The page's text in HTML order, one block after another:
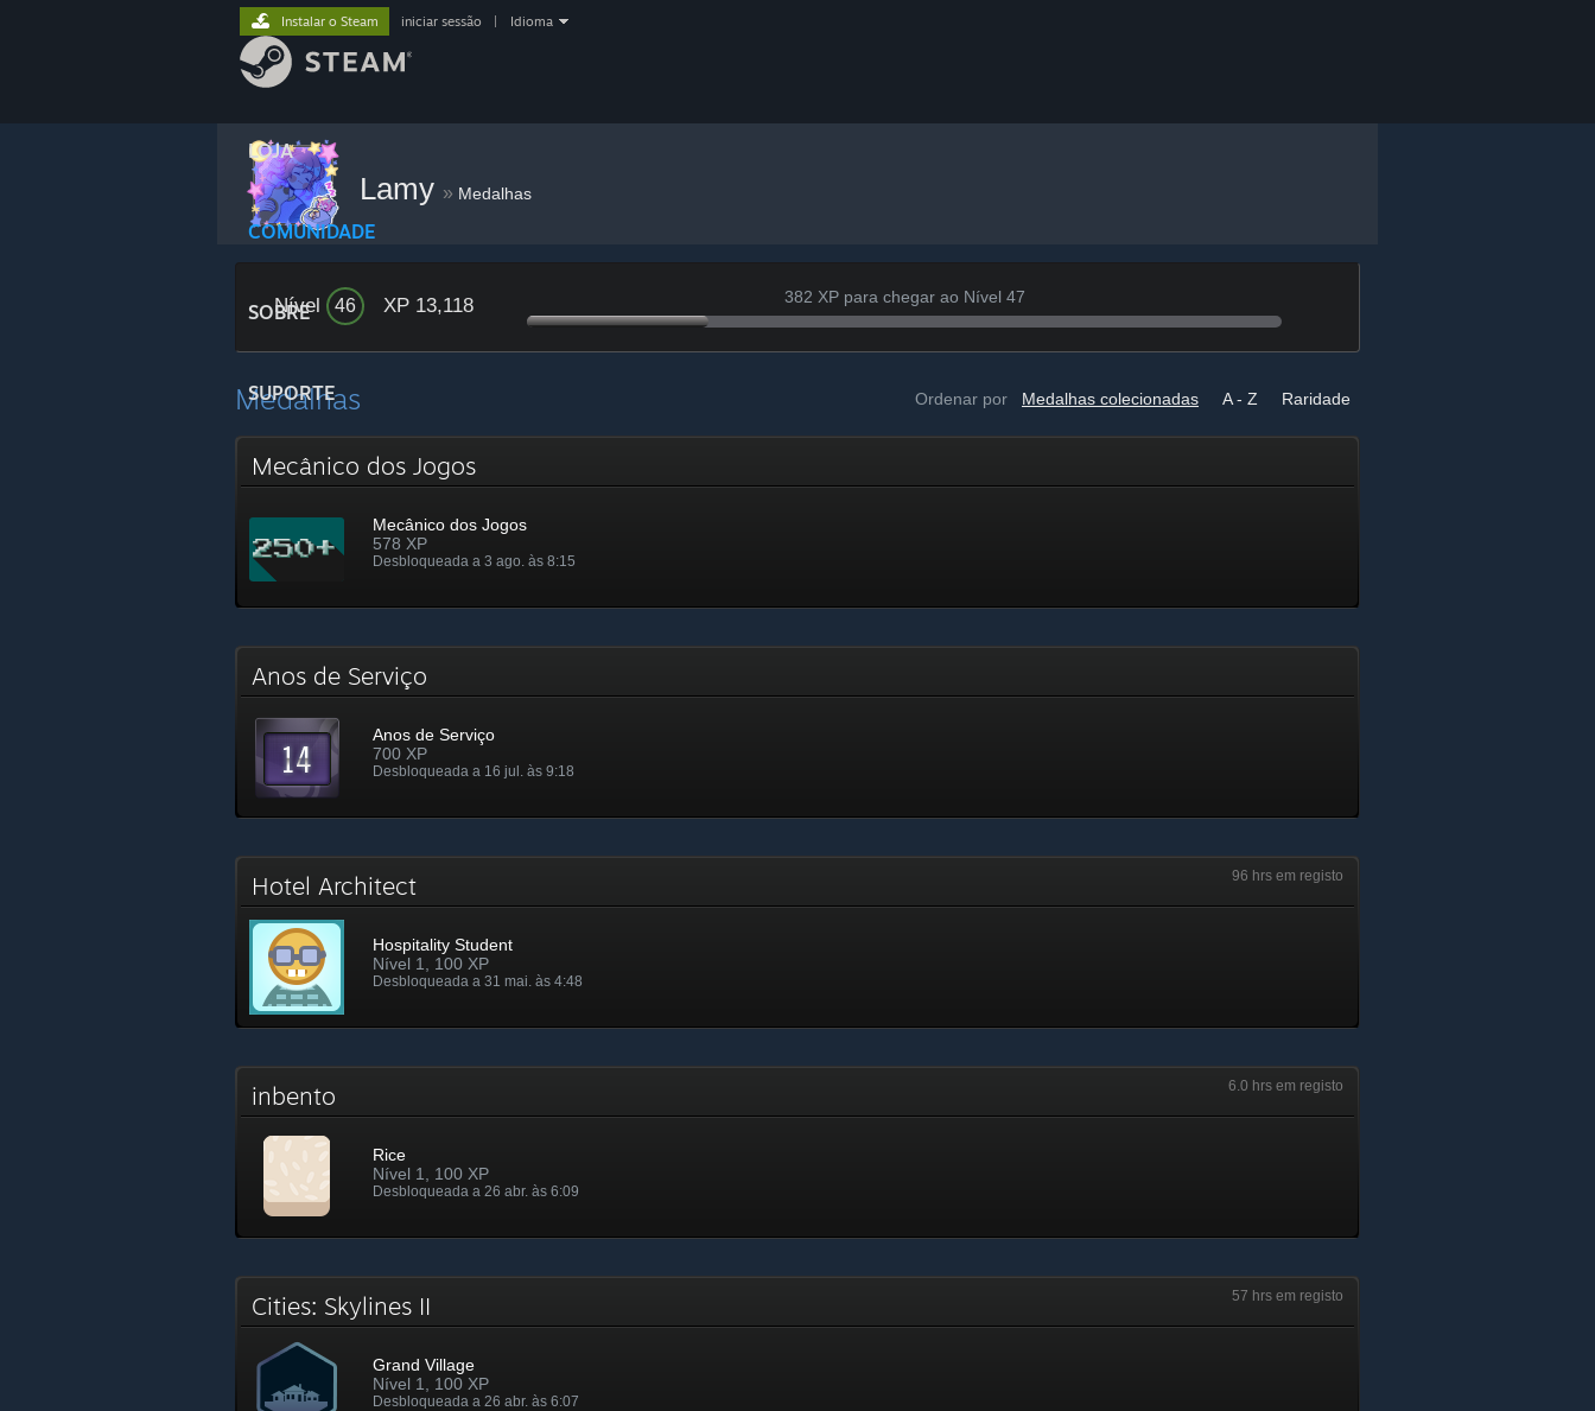
LOJA
COMUNIDADE
SOBRE
SUPORTE
Instalar o Steam iniciar sessão Idioma
Lamy » Medalhas
Nível 46 XP 13,118 382 XP para chegar ao Nível 47
Ordenar por Medalhas colecionadas A - Z Raridade
Medalhas
Mecânico dos Jogos
Mecânico dos Jogos
578 XP
Desbloqueada a 3 ago. às 8:15
Anos de Serviço
Anos de Serviço
700 XP
Desbloqueada a 16 jul. às 9:18
96 hrs em registo
Hotel Architect
Hospitality Student
Nível 1, 100 XP
Desbloqueada a 31 mai. às 4:48
6.0 hrs em registo
inbento
Rice
Nível 1, 100 XP
Desbloqueada a 26 abr. às 6:09
57 hrs em registo
Cities: Skylines II
Grand Village
Nível 1, 100 XP
Desbloqueada a 26 abr. às 6:07